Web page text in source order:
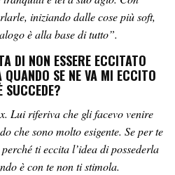
iniziando dalle cose più soft,
è alla base di tutto”.
DI NON ESSERE ECCITATO
SE NE VA MI ECCITO
SUCCEDE?
Lui riferiva che gli facevo venire
che sono molto esigente. Se per te
ti eccita l’idea di possederla
è con te non ti stimola.